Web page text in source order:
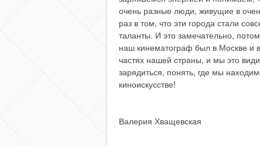
очень разные люди, живущие в
раз в том, что эти города стали
таланты. И это замечательно,
наш кинематограф был в Москве и
частях нашей страны, и мы это
зарядиться, понять, где мы
киноискусстве!
Валерия Хващевская